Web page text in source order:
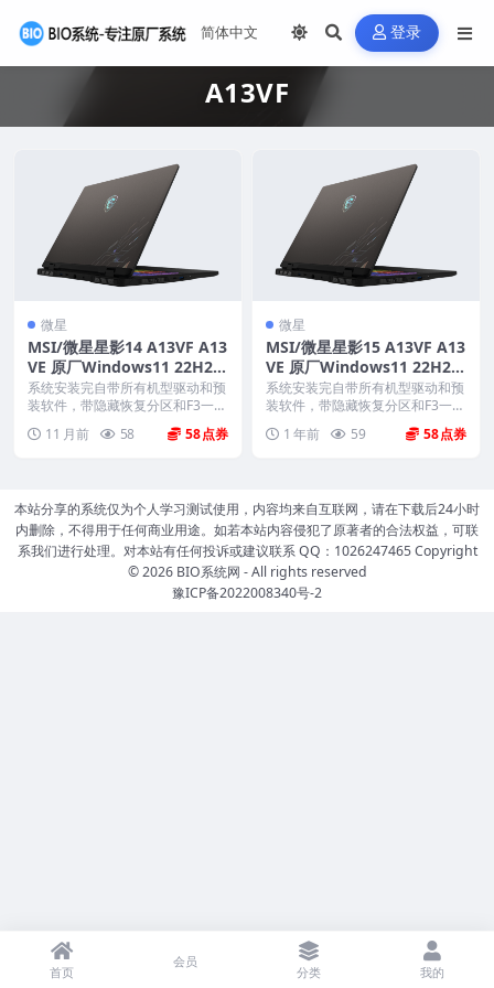
登录
A13VF
微星
MSI/微星星影14 A13VF A13
VE 原厂Windows11 22H2系
统 工厂文件 带F3一键还原
系统安装完自带所有机型驱动和预
装软件，带隐藏恢复分区和F3一键
11 月前 58 58
微星
MSI/微星星影15 A13VF A13
VE 原厂Windows11 22H2系
统 工厂文件 带F3一键还原
系统安装完自带所有机型驱动和预
装软件，带隐藏恢复分区和F3一键
1 年前 59 58
本站分享的系统仅为个人学习测试使用，内容均来自互联网，请在下载后24小时
内删除，不得用于任何商业用途。如若本站内容侵犯了原著者的合法权益，可联
系我们进行处理。对本站有任何投诉或建议联系 QQ：1026247465 Copyright
© 2026 BIO系统网 - All rights reserved
豫ICP备2022008340号-2
首页
会员
分类 我的